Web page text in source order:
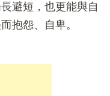
避短，也更能與自
抱怨、自卑。